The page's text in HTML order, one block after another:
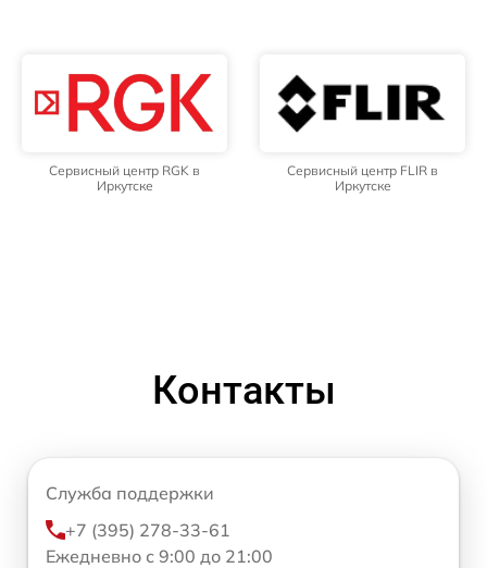
Сервисный центр RGK в
Иркутске
Сервисный центр FLIR в
Иркутске
Контакты
Служба поддержки
+7 (395) 278-33-61
Ежедневно с 9:00 до 21:00